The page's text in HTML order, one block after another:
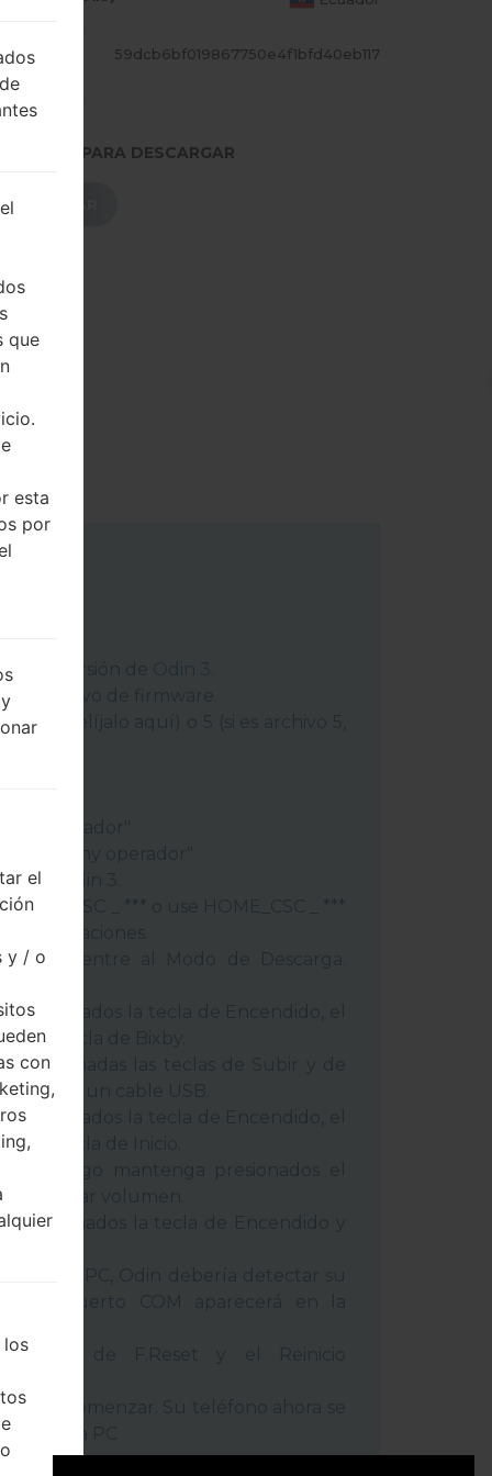
59dcb6bf019867750e4f1bfd40eb117
PARA DESCARGAR
DESCARGAR
versión de
el archivo de firmware.
1, elíjalo aquí) o 5 (si es archivo 5,
y operador"
a Odin 3.
use CSC _ *** o use HOME_CSC _ ***
y entre al Modo de Descarga.
presionados la tecla de Encendido, el
y la tecla de Bixby.
presionadas las teclas de Subir y de
un cable USB.
presionados la tecla de Encendido, el
y la tecla de Inicio.
luego mantenga presionados el
de Bajar volumen.
presionados la tecla de Encendido y
de F.Reset y el Reinicio
tecla Comenzar. Su teléfono ahora se
de la PC
que
esta
por
el
y / o
con
los